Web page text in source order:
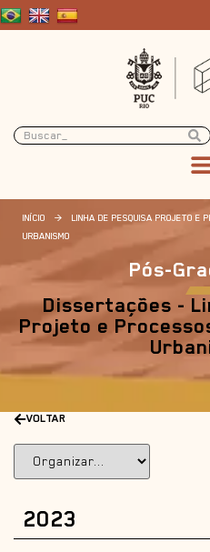
INÍCIO >
LINHA DE PESQUISA PROJETO E
URBANISMO
Pós-
Dissertações -
Projeto e
2023
VOLTAR